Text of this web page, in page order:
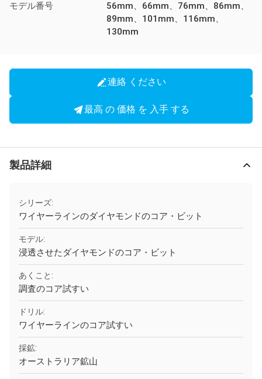
モデル番号
56mm、66mm、76mm、86mm、
89mm、101mm、116mm、
130mm
連絡 ください
最高 の 価格 を 入手 する
製品詳細
シリーズ:
ワイヤーラインのダイヤモンドのコア・ビット
モデル:
浸透させたダイヤモンドのコア・ビット
あくこと:
調査のコア試すい
ドリル:
ワイヤーラインのコア試すい
採鉱:
オーストラリア鉱山